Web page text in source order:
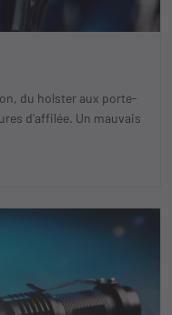
du holster aux porte-
d'affilée. Un mauvais